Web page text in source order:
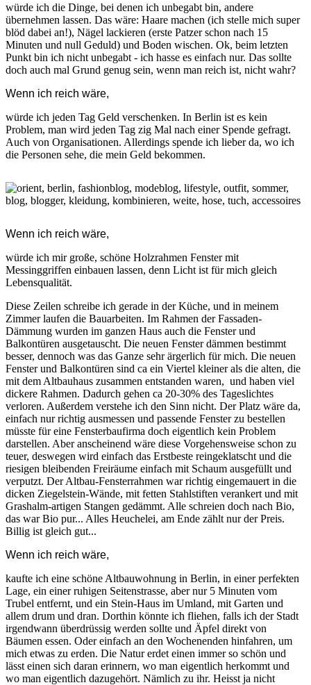
würde ich die Dinge, bei denen ich unbegabt bin, andere
übernehmen lassen. Das wäre: Haare machen (ich stelle mich super
blöd dabei an!), Nägel lackieren (erste Patzer schon nach 15
Minuten und null Geduld) und Boden wischen. Ok, beim letzten
Punkt bin ich nicht unbegabt - ich hasse es einfach nur. Das sollte
doch auch mal Grund genug sein, wenn man reich ist, nicht wahr?
Wenn ich reich wäre,
würde ich jeden Tag Geld verschenken. In Berlin ist es kein
Problem, man wird jeden Tag zig Mal nach einer Spende gefragt.
Auch von Organisationen. Allerdings spende ich lieber da, wo ich
die Personen sehe, die mein Geld bekommen.
Wenn ich reich wäre,
würde ich mir große, schöne Holzrahmen Fenster mit
Messinggriffen einbauen lassen, denn Licht ist für mich gleich
Lebensqualität.
Diese Zeilen schreibe ich gerade in der Küche, und in meinem
Zimmer laufen die Bauarbeiten. Im Rahmen der Fassaden-
Dämmung wurden im ganzen Haus auch die Fenster und
Balkontüren ausgetauscht. Die neuen Fenster dämmen bestimmt
besser, dennoch was das Ganze sehr ärgerlich für mich. Die neuen
Fenster und Balkontüren sind ca ein Viertel kleiner als die alten, die
mit dem Altbauhaus zusammen entstanden waren, und haben viel
dickere Rahmen. Dadurch gehen ca 20-30% des Tageslichtes
verloren. Außerdem verstehe ich den Sinn nicht. Der Platz wäre da,
einfach nur richtig ausmessen und passende Fenster zu bestellen
müsste für eine Fensterbaufirma doch eigentlich kein Problem
darstellen. Aber anscheinend wäre diese Vorgehensweise schon zu
teuer, deswegen wird einfach das Erstbeste reingeklatscht und die
riesigen bleibenden Freiräume einfach mit Schaum ausgefüllt und
verputzt. Der Altbau-Fensterrahmen war richtig eingemauert in die
dicken Ziegelstein-Wände, mit fetten Stahlstiften verankert und mit
Grashalm-artigen Stangen gedämmt. Alle schreien doch nach Bio,
das war Bio pur... Alles Heuchelei, am Ende zählt nur der Preis.
Billig ist gleich gut...
Wenn ich reich wäre,
kaufte ich eine schöne Altbauwohnung in Berlin, in einer perfekten
Lage, ein einer ruhigen Seitenstrasse, aber nur 5 Minuten vom
Trubel entfernt, und ein Stein-Haus im Umland, mit Garten und
allem drum und dran. Dorthin könnte ich fliehen, falls ich der Stadt
irgendwann überdrüssig werden sollte und Äpfel direkt von
Bäumen essen. Oder einfach an den Wochenenden hinfahren, um
mich etwas zu erden. Die Natur erdet einen immer so schön und
lässt einen sich daran erinnern, wo man eigentlich herkommt und
wo man eigentlich dazugehört. Nämlich zu ihr. Heisst ja nicht